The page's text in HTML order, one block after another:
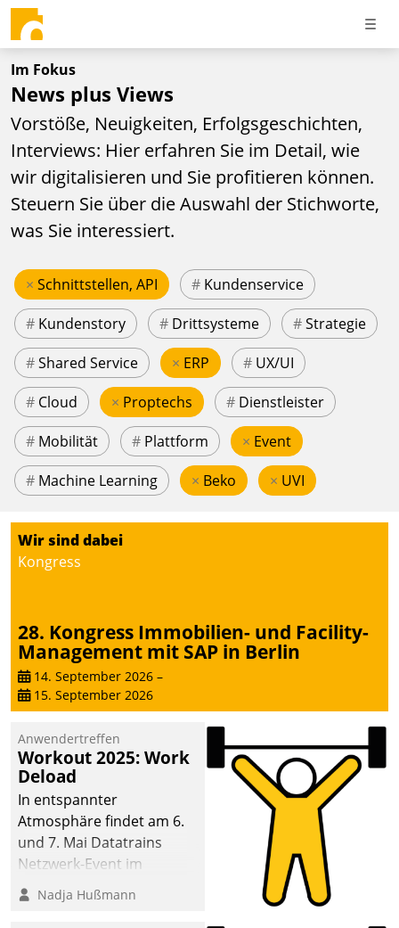
Im Fokus
News plus Views
Vorstöße, Neuigkeiten, Erfolgsgeschichten,
Interviews: Hier erfahren Sie im Detail, wie
wir digitalisieren und Sie profitieren können.
Steuern Sie über die Auswahl der Stichworte,
was Sie interessiert.
× Schnittstellen, API # Kundenservice
# Kundenstory # Drittsysteme #Strategie
#Shared Service × ERP # UX/UI
# Cloud × Proptechs # Dienstleister
# Mobilität # Plattform × Event
# Machine Learning × Beko × UVI
Wir sind dabei
Kongress
28. Kongress Immobilien- und Facility-
Management mit SAP in Berlin
14. September 2026 –
15. September 2026
Anwendertreffen
Workout 2025: Work
Deload
In entspannter
Atmosphäre findet am 6.
und 7. Mai Datatrains
Netzwerk-Event im
Kunden- und Partnerkreis
statt. Zentrale Frage: Wie
Nadja Hußmann